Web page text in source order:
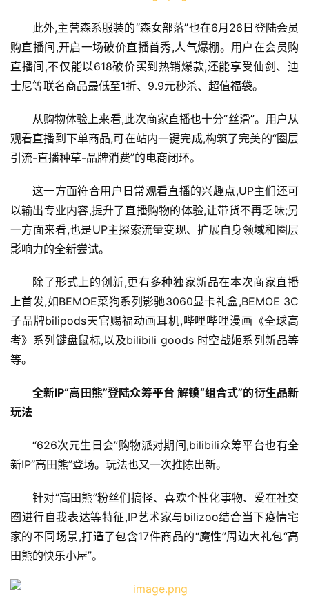
此外,主营森系服装的“森女部落”也在6月26日登陆会员
购直播间,开启一场破价直播首秀,人气爆棚。用户在会员购
直播间,不仅能以618破价买到热销爆款,还能享受仙剑、迪
士尼等联名商品最低至1折、9.9元秒杀、超值福袋。
从购物体验上来看,此次商家直播也十分“丝滑”。用户从
观看直播到下单商品,可在站内一键完成,构筑了完美的“圈层
引流-直播种草-品牌消费”的电商闭环。
这一方面符合用户日常观看直播的兴趣点,UP主们还可
以输出专业内容,提升了直播购物的体验,让带货不再乏味;另
一方面来看,也是UP主探索流量变现、扩展自身领域和圈层
影响力的全新尝试。
除了形式上的创新,更有多种独家新品在本次商家直播
上首发,如BEMOE菜狗系列影驰3060显卡礼盒,BEMOE 3C
子品牌bilipods天官赐福动画耳机,哔哩哔哩漫画《全球高
考》系列键盘鼠标,以及bilibili goods 时空战姬系列新品等
等。
全新IP“高田熊”登陆众筹平台 解锁“组合式”的衍生品新
玩法
“626次元生日会”购物派对期间,bilibili众筹平台也有全
新IP“高田熊”登场。玩法也又一次推陈出新。
针对“高田熊”粉丝们搞怪、喜欢个性化事物、爱在社交
圈进行自我表达等特征,IP艺术家与bilizoo结合当下疫情宅
家的不同场景,打造了包含17件商品的“魔性”周边大礼包“高
田熊的快乐小屋”。